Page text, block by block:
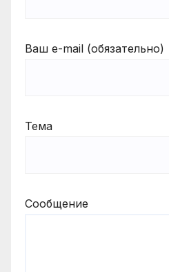
Ваш e-mail (обязательно)
Тема
Сообщение